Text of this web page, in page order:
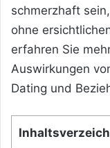
schmerzhaft
ohne
erfahren Sie
Auswirkungen
Dating und